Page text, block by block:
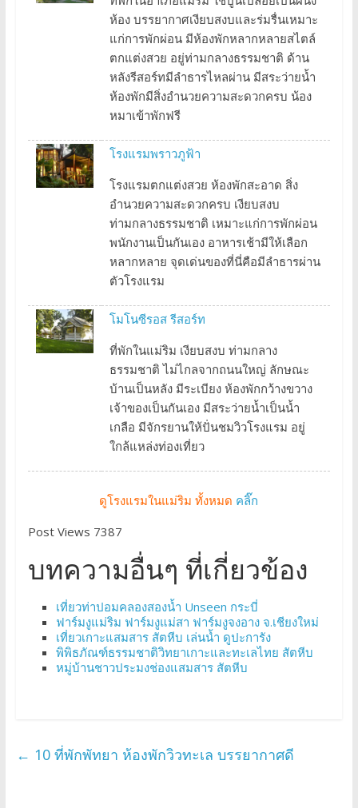
ห้อง บรรยากาศเงียบสงบและร่มรื่นเหมาะ
แก่การพักผ่อน มีห้องพักหลากหลายสไตล์
ตกแต่งสวย อยู่ท่ามกลางธรรมชาติ ด้าน
หลังรีสอร์ทมีลำธารไหลผ่าน มีสระว่ายน้ำ
ห้องพักมีสิ่งอำนวยความสะดวกครบ น้อง
หมาเข้าพักฟรี
โรงแรมพราวภูฟ้า
โรงแรมตกแต่งสวย ห้องพักสะอาด สิ่ง
อำนวยความสะดวกครบ เงียบสงบ
ท่ามกลางธรรมชาติ เหมาะแก่การพักผ่อน
พนักงานเป็นกันเอง อาหารเช้ามีให้เลือก
หลากหลาย จุดเด่นของที่นี่คือมีลำธารผ่าน
ตัวโรงแรม
โมโนซีรอส รีสอร์ท
ที่พักในแม่ริม เงียบสงบ ท่ามกลาง
ธรรมชาติ ไม่ไกลจากถนนใหญ่ ลักษณะ
บ้านเป็นหลัง มีระเบียง ห้องพักกว้างขวาง
เจ้าของเป็นกันเอง มีสระว่ายน้ำเป็นน้ำ
เกลือ มีจักรยานให้ปั่นชมวิวโรงแรม อยู่
ใกล้แหล่งท่องเที่ยว
ดูโรงแรมในแม่ริม ทั้งหมด คลิ๊ก
Post Views 7387
บทความอื่นๆ ที่เกี่ยวข้อง
เที่ยวท่าปอมคลองสองน้ำ Unseen กระบี่
ฟาร์มงูแม่ริม ฟาร์มงูแม่สา ฟาร์มงูจงอาง จ.เชียงใหม่
เที่ยวเกาะแสมสาร สัตหีบ เล่นน้ำ ดูปะการัง
พิพิธภัณฑ์ธรรมชาติวิทยาเกาะและทะเลไทย สัตหีบ
หมู่บ้านชาวประมงช่องแสมสาร สัตหีบ
← 10 ที่พักพัทยา ห้องพักวิวทะเล บรรยากาศดี